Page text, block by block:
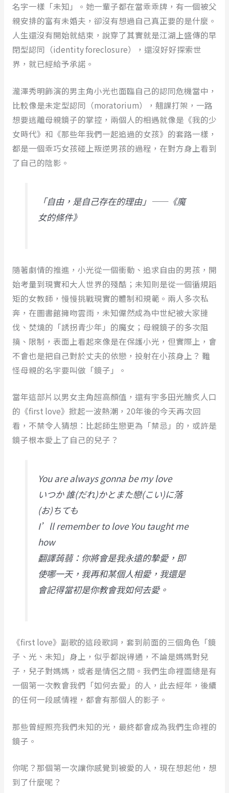
名字一樣「未知」。她一輩子都在當乖乖牌，有一個被父
親安排的富有未婚夫，卻沒有想過自己真正要的是什麼。
人生還沒有開始就結束，說穿了其實就是江湖上盛傳的早
閉型認同（identity foreclosure），還沒好好探索世
界，就已經給予承諾。
瀧澤秀明飾演的男主角小光也面臨自己的認同危機當中，
比較像是未定型認同（moratorium），翹課打架，一路
想要逃離母親鏡子的掌控，兩個人的相遇就像是《我的少
女時代》和《那些年我們一起追過的女孩》的套路一樣，
都是一個乖巧女孩碰上叛逆男孩的過程，在對方身上看到
了自己的陰影。
「自由，是自己存在的理由」——《魔
女的條件》
隨著劇情的推進，小光從一個衝動、追求自由的男孩，開
始考量到現實和大人世界的殘酷；未知則是從一個循規蹈
矩的女教師，慢慢挑戰現實的體制和規範。兩人多次私
奔，在圖書館擁吻雲雨，未知儼然成為中世紀被大家撻
伐、焚燒的「誘拐青少年」的魔女；母親鏡子的多次阻
撓、限制，表面上看起來像是在保護小光，但實際上，會
不會也是把自己對於丈夫的依戀，投射在小孩身上？ 難
怪母親的名字要叫做「鏡子」。
當年這部片以男女主角超高顏值，還有宇多田光膾炙人口
的《first love》掀起一波熱潮，20年後的今天再次回
看，不禁令人猜想：比起師生戀更為「禁忌」的，或許是
鏡子根本愛上了自己的兒子？
You are always gonna be my love
いつか 誰(だれ)かとまた戀(こい)に落
(お)ちても
I’ll remember to love You taught me
how
翻譯蒟蒻：你將會是我永遠的摯愛，即
使哪一天，我再和某個人相愛，我還是
會記得當初是你教會我如何去愛。
《first love》副歌的這段歌詞，套到前面的三個角色「鏡
子、光、未知」身上，似乎都說得通，不論是媽媽對兒
子，兒子對媽媽，或者是情侶之間。我們生命裡面總是有
一個第一次教會我們「如何去愛」的人，此去經年，後續
的任何一段感情裡，都會有那個人的影子。
那些曾經照亮我們未知的光，最終都會成為我們生命裡的
鏡子。
你呢？那個第一次讓你感覺到被愛的人，現在想起他，想
到了什麼呢？